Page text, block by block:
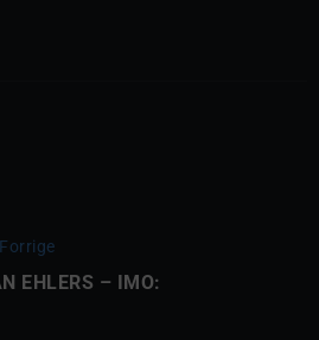
Forrige
EHLERS – IMO: